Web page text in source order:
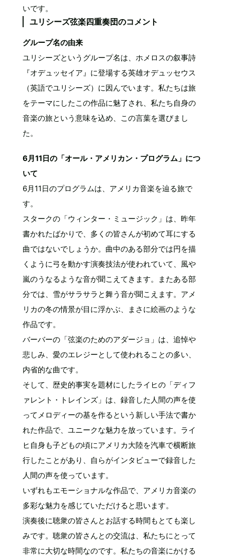
いです。
ユリシーズ弦楽四重奏団のコメント
グループ名の由来
ユリシーズというグループ名は、ホメロスの叙事詩
『オデュッセイア』に登場する英雄オデュッセウス
（英語でユリシーズ）に因んでいます。私たちは旅
をテーマにしたこの作品に魅了され、私たち自身の
音楽の旅という意味を込め、この言葉を選びまし
た。
6月11日の「オール・アメリカン・プログラム」につ
いて
6月11日のプログラムは、アメリカ音楽を辿る旅で
す。
スタークの「ウィンター・ミュージック」は、昨年
書かれたばかりで、多くの皆さんが初めて耳にする
曲ではないでしょうか。曲中のある部分では円を描
くように弓を動かす演奏技法が使われていて、風や
嵐のうなるような音が聞こえてきます。またある部
分では、雪がサラサラと舞う音が聞こえます。アメ
リカの冬の情景が目に浮かぶ、まさに絵画のような
作品です。
バーバーの「弦楽のためのアダージョ」は、追悼や
悲しみ、愛のエレジーとして使われることの多い、
内省的な曲です。
そして、歴史的事実を題材にしたライヒの「ディフ
ァレント・トレインズ」は、録音した人間の声を使
ってメロディーの基を作るという新しい手法で書か
れた作品で、ユニークな魅力を放っています。ライ
ヒ自身も子どもの頃にアメリカ大陸を汽車で横断旅
行したことがあり、自らがインタビューで録音した
人間の声を使っています。
いずれもエモーショナルな作品で、アメリカ音楽の
多彩な魅力を感じていただけると思います。
演奏後に聴衆の皆さんとお話する時間もとても楽し
みです。聴衆の皆さんとの交流は、私たちにとって
非常に大切な時間なのです。私たちの音楽にかける